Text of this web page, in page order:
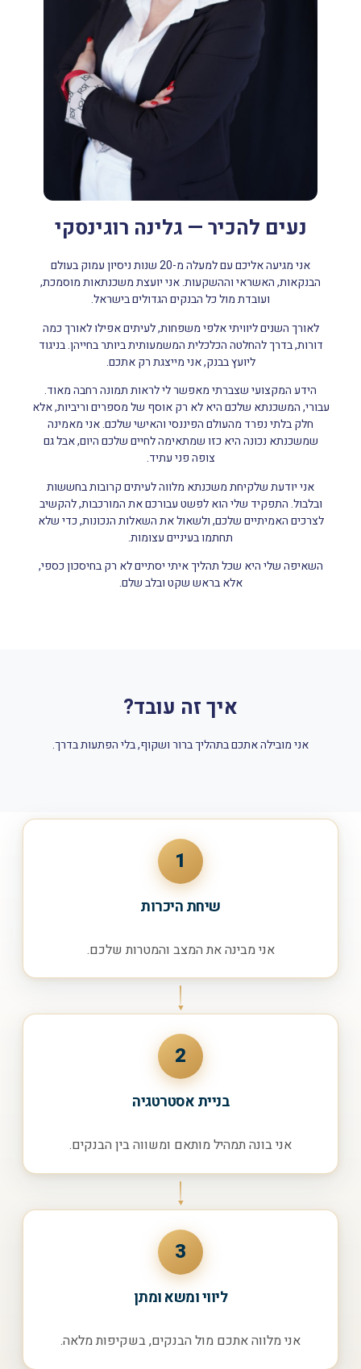
נעים להכיר — גלינה רוגינסקי
אני מגיעה אליכם עם למעלה מ-20 שנות ניסיון עמוק בעולם
הבנקאות, האשראי וההשקעות. אני יועצת משכנתאות מוסמכת,
ועובדת מול כל הבנקים הגדולים בישראל.
לאורך השנים ליוויתי אלפי משפחות, לעיתים אפילו לאורך כמה
דורות, בדרך להחלטה הכלכלית המשמעותית ביותר בחייהן. בניגוד
ליועץ בבנק, אני מייצגת רק אתכם.
הידע המקצועי שצברתי מאפשר לי לראות תמונה רחבה מאוד.
עבורי, המשכנתא שלכם היא לא רק אוסף של מספרים וריביות, אלא
חלק בלתי נפרד מהעולם הפיננסי והאישי שלכם. אני מאמינה
שמשכנתא נכונה היא כזו שמתאימה לחיים שלכם היום, אבל גם
צופה פני עתיד.
אני יודעת שלקיחת משכנתא מלווה לעיתים קרובות בחששות
ובלבול. התפקיד שלי הוא לפשט עבורכם את המורכבות, להקשיב
לצרכים האמיתיים שלכם, ולשאול את השאלות הנכונות, כדי שלא
תחתמו בעיניים עצומות.
השאיפה שלי היא שכל תהליך איתי יסתיים לא רק בחיסכון כספי,
אלא בראש שקט ובלב שלם.
איך זה עובד?
אני מובילה אתכם בתהליך ברור ושקוף, בלי הפתעות בדרך.
1
שיחת היכרות
אני מבינה את המצב והמטרות שלכם.
2
בניית אסטרטגיה
אני בונה תמהיל מותאם ומשווה בין הבנקים.
3
ליווי ומשא ומתן
אני מלווה אתכם מול הבנקים, בשקיפות מלאה.